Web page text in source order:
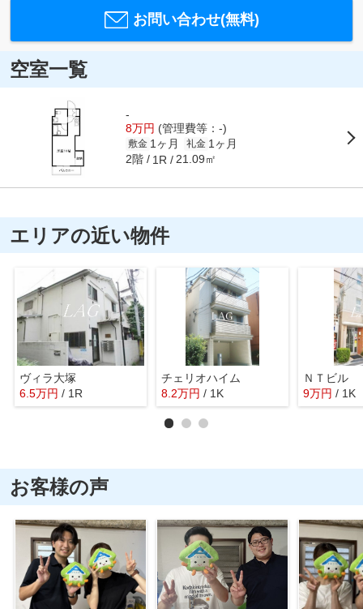
お問い合わせ(無料)
空室一覧
-
8万円 (管理費等：-)
敷金 1ヶ月 礼金 1ヶ月
2階 1R 21.09㎡
エリアの近い物件
ヴィラ大塚
6.5万円 / 1R
チェリオハイム
8.2万円 / 1K
ＮＴビル
9万円 / 1K
お客様の声